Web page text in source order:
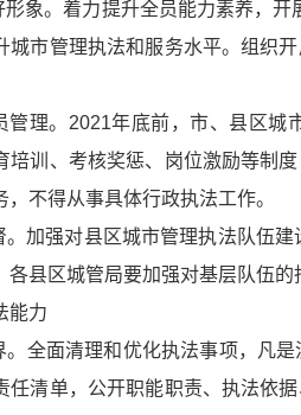
象。着力提升全员能力素养，开
城市管理执法和服务水平。组织
管理。2021年底前，市、县区城
培训、考核奖惩、岗位激励等制
不得从事具体行政执法工作。
。加强对县区城市管理执法队伍
各县区城管局要加强对基层队伍
能力
。全面清理和优化执法事项，凡
任清单，公开职能职责、执法依